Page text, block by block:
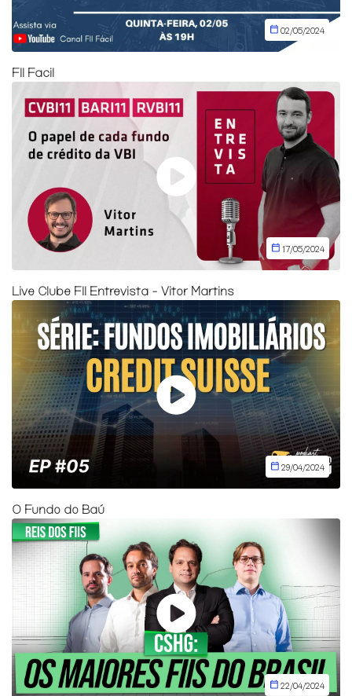
02/05/2024
FII Facil
17/05/2024
Live Clube FII Entrevista - Vitor Martins
29/04/2024
O Fundo do Baú
22/04/2024